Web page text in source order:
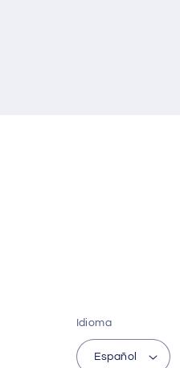
Idioma
Español